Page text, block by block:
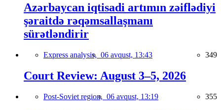
Azərbaycan iqtisadi artımın zəiflədiyi
şəraitdə rəqəmsallaşmanı
sürətləndirir
Express analysis, 06 avqust, 13:43 349
Court Review: August 3–5, 2026
Post-Soviet region, 06 avqust, 13:19 355